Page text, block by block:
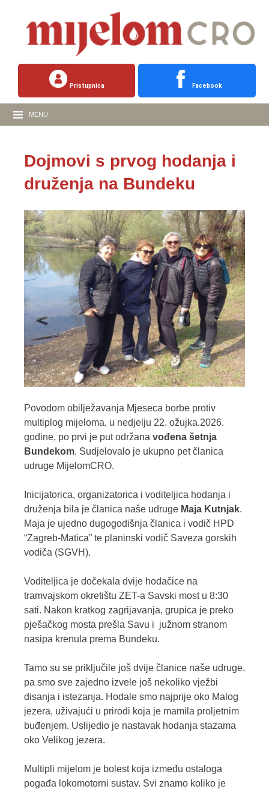
Pristupnica Facebook
MENU
Dojmovi s prvog hodanja i
druženja na Bundeku
Povodom obilježavanja Mjeseca borbe protiv
multiplog mijeloma, u nedjelju 22. ožujka.2026.
godine, po prvi je put održana vođena šetnja
Bundekom. Sudjelovalo je ukupno pet članica
udruge MijelomCRO.
Inicijatorica, organizatorica i voditeljica hodanja i
druženja bila je članica naše udruge Maja Kutnjak.
Maja je ujedno dugogodišnja članica i vodič HPD
“Zagreb-Matica” te planinski vodič Saveza gorskih
vodiča (SGVH).
Voditeljica je dočekala dvije hodačice na
tramvajskom okretištu ZET-a Savski most u 8:30
sati. Nakon kratkog zagrijavanja, grupica je preko
pješačkog mosta prešla Savu i južnom stranom
nasipa krenula prema Bundeku.
Tamo su se priključile još dvije članice naše udruge,
pa smo sve zajedno izvele još nekoliko vježbi
disanja i istezanja. Hodale smo najprije oko Malog
jezera, uživajući u prirodi koja je mamila proljetnim
buđenjem. Uslijedio je nastavak hodanja stazama
oko Velikog jezera.
Multipli mijelom je bolest koja između ostaloga
pogađa lokomotorni sustav. Svi znamo koliko je